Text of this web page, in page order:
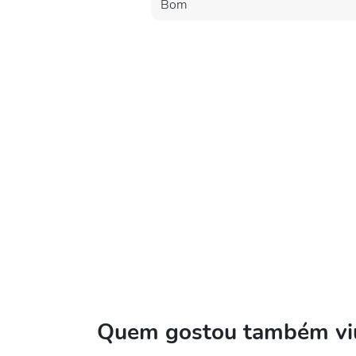
Bom
Quem gostou também